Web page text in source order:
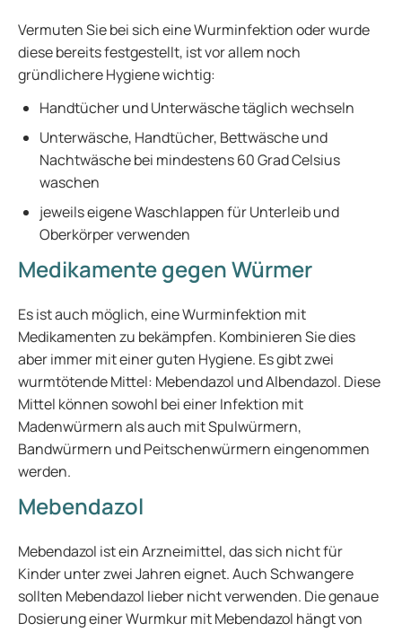
Vermuten Sie bei sich eine Wurminfektion oder wurde
diese bereits festgestellt, ist vor allem noch
gründlichere Hygiene wichtig:
Handtücher und Unterwäsche täglich wechseln
Unterwäsche, Handtücher, Bettwäsche und
Nachtwäsche bei mindestens 60 Grad Celsius
waschen
jeweils eigene Waschlappen für Unterleib und
Oberkörper verwenden
Medikamente gegen Würmer
Es ist auch möglich, eine Wurminfektion mit
Medikamenten zu bekämpfen. Kombinieren Sie dies
aber immer mit einer guten Hygiene. Es gibt zwei
wurmtötende Mittel: Mebendazol und Albendazol. Diese
Mittel können sowohl bei einer Infektion mit
Madenwürmern als auch mit Spulwürmern,
Bandwürmern und Peitschenwürmern eingenommen
werden.
Mebendazol
Mebendazol ist ein Arzneimittel, das sich nicht für
Kinder unter zwei Jahren eignet. Auch Schwangere
sollten Mebendazol lieber nicht verwenden. Die genaue
Dosierung einer Wurmkur mit Mebendazol hängt von